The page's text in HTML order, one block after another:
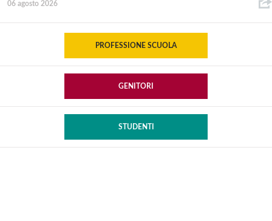
06 agosto 2026
PROFESSIONE SCUOLA
GENITORI
STUDENTI